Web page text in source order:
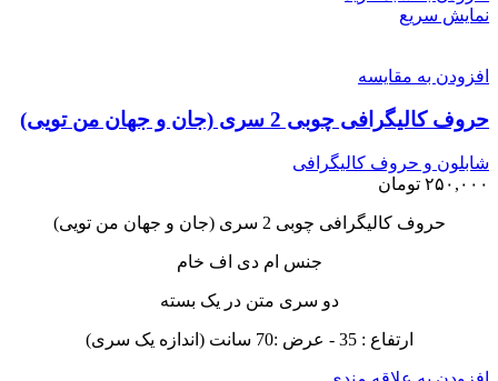
نمایش سریع
افزودن به مقایسه
حروف کالیگرافی چوبی 2 سری (جان و جهان من تویی)
شابلون و حروف کالیگرافی
۲۵۰,۰۰۰ تومان
حروف کالیگرافی چوبی 2 سری (جان و جهان من تویی)
جنس ام دی اف خام
دو سری متن در یک بسته
ارتفاع : 35 - عرض :70 سانت (اندازه یک سری)